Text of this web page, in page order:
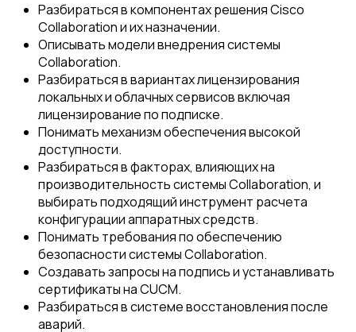
Разбираться в компонентах решения Cisco
Collaboration и их назначении.
Описывать модели внедрения системы
Collaboration.
Разбираться в вариантах лицензирования
локальных и облачных сервисов включая
лицензирование по подписке.
Понимать механизм обеспечения высокой
доступности.
Разбираться в факторах, влияющих на
производительность системы Collaboration, и
выбирать подходящий инструмент расчета
конфигурации аппаратных средств.
Понимать требования по обеспечению
безопасности системы Collaboration.
Создавать запросы на подпись и устанавливать
сертификаты на CUCM.
Разбираться в системе восстановления после
аварий.